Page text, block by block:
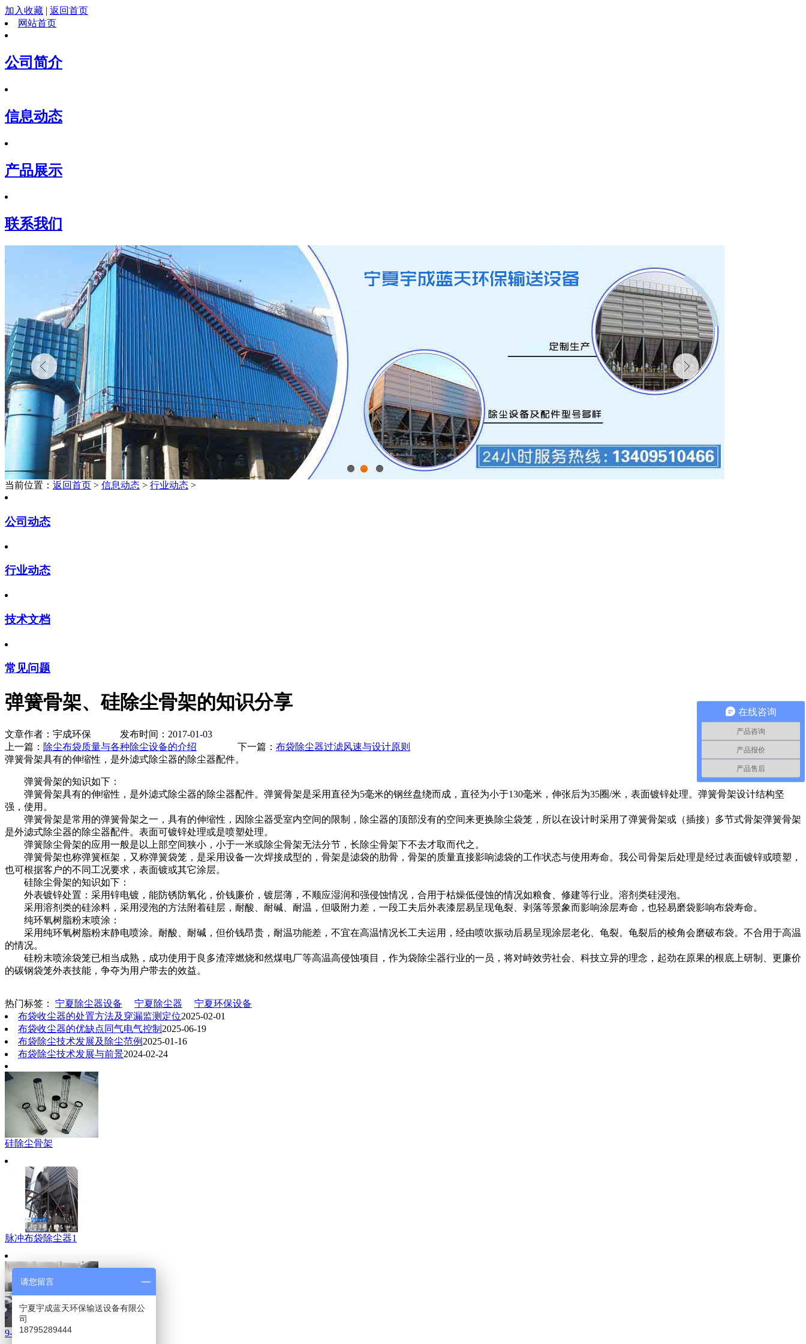
加入收藏 | 返回首页
网站首页
公司简介
信息动态
产品展示
联系我们
当前位置： 返回首页 > 信息动态 > 行业动态 >
公司动态
行业动态
技术文档
常见问题
弹簧骨架、硅除尘骨架的知识分享
文章作者：宇成环保 发布时间：2017-01-03
上一篇： 除尘布袋质量与各种除尘设备的介绍 下一篇： 布袋除尘器过滤风速与设计原则
弹簧骨架具有的伸缩性，是外滤式除尘器的除尘器配件。
弹簧骨架的知识如下：
弹簧骨架具有的伸缩性，是外滤式除尘器的除尘器配件。弹簧骨架是采用直径为5毫米的钢丝盘绕而成，直径为小于130毫米，伸张后为35圈/米，表面镀锌处理。弹簧骨架设计结构坚
强，使用。
弹簧骨架是常用的弹簧骨架之一，具有的伸缩性，因除尘器受室内空间的限制，除尘器的顶部没有的空间来更换除尘袋笼，所以在设计时采用了弹簧骨架或（插接）多节式骨架弹簧骨架
是外滤式除尘器的除尘器配件。表面可镀锌处理或是喷塑处理。
弹簧除尘骨架的应用一般是以上部空间狭小，小于一米或除尘骨架无法分节，长除尘骨架下不去才取而代之。
弹簧骨架也称弹簧框架，又称弹簧袋笼，是采用设备一次焊接成型的，骨架是滤袋的肋骨，骨架的质量直接影响滤袋的工作状态与使用寿命。我公司骨架后处理是经过表面镀锌或喷塑，
也可根据客户的不同工况要求，表面镀或其它涂层。
硅除尘骨架的知识如下：
外表镀锌处置：采用锌电镀，能防锈防氧化，价钱廉价，镀层薄，不顺应湿润和强侵蚀情况，合用于枯燥低侵蚀的情况如粮食、修建等行业。溶剂类硅浸泡。
采用溶剂类的硅涂料，采用浸泡的方法附着硅层，耐酸、耐碱、耐温，但吸附力差，一段工夫后外表漆层易呈现龟裂、剥落等景象而影响涂层寿命，也轻易磨袋影响布袋寿命。
纯环氧树脂粉末喷涂：
采用纯环氧树脂粉末静电喷涂。耐酸、耐碱，但价钱昂贵，耐温功能差，不宜在高温情况长工夫运用，经由喷吹振动后易呈现涂层老化、龟裂。龟裂后的棱角会磨破布袋。不合用于高温
的情况。
硅粉末喷涂袋笼已相当成熟，成功使用于良多渣滓燃烧和然煤电厂等高温高侵蚀项目，作为袋除尘器行业的一员，将对峙效劳社会、科技立异的理念，起劲在原果的根底上研制、更廉价
的碳钢袋笼外表技能，争夺为用户带去的效益。
热门标签： 宁夏除尘器设备 宁夏除尘器
宁夏环保设备
布袋收尘器的处置方法及穿漏监测定位2025-02-01
布袋收尘器的优缺点同气电气控制 2025-06-19
布袋除尘技术发展及除尘范例 2025-01-16
布袋除尘技术发展与前景2024-02-24
硅除尘骨架
脉冲布袋除尘器1
9-19、9-26型离心通风机
在线咨询
产品咨询
产品报价
产品售后
请您留言
宁夏宇成蓝天环保输送设备有限公
司
18795289444